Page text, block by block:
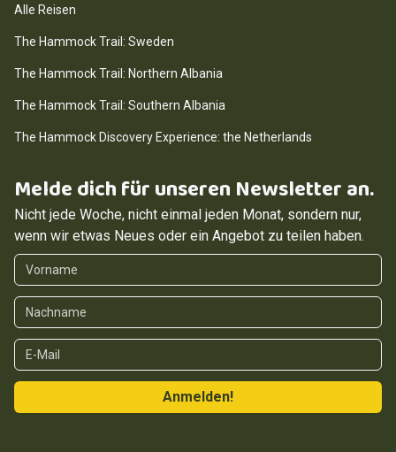
Alle Reisen
The Hammock Trail: Sweden
The Hammock Trail: Northern Albania
The Hammock Trail: Southern Albania
The Hammock Discovery Experience: the Netherlands
Melde dich für unseren Newsletter an.
Nicht jede Woche, nicht einmal jeden Monat, sondern nur,
wenn wir etwas Neues oder ein Angebot zu teilen haben.
Vorname
Nachname
E-Mail
Anmelden!